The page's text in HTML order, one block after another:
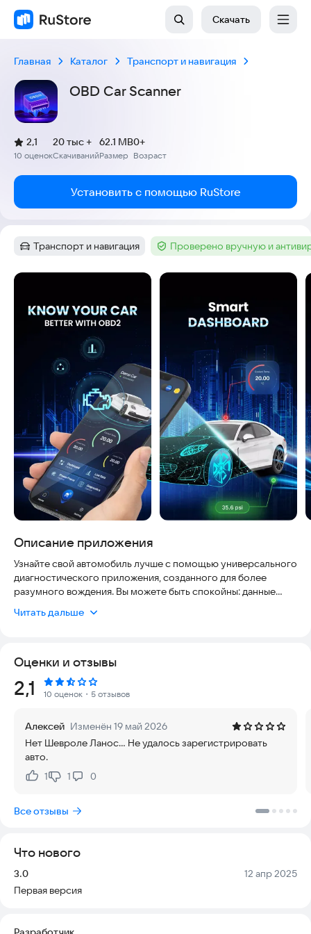
Скачать
Главная Каталог Транспорт и навигация
OBD Car Scanner
Рейтинг:
2,1
(
10 оценок
)
Скачиваний
20 тыс +
Размер
62.1 MB
Возраст
0+
Установить с помощью RuStore
Категория:
Транспорт и навигация Тег :Проверено вручную и
Скриншоты
Описание приложения
Узнайте свой автомобиль лучше с помощью универсального
диагностического приложения, созданного для более
разумного вождения. Вы можете быть спокойны: данные
актуальность кодов ошибок всегда поддерживается в базе.
помогает автовладельцам диагностировать и следить за
внутренними системами машины. Оно работает в паре со
сканером OBD 2 — устройством, подключаемым к порту
автомобиля и общающимся с его бортовым компьютером.
модели с поддержкой Bluetooth и WiFi.
Система OBD 2 — это стандартный диагностический
инструмент, встроенный во все современные авто. Она дает
владельцам доступ к информации о работе машины:
этим занимались только механики, но теперь приложение
Программа предлагает набор функций для диагностики и
контроля состояния авто:
- Мониторинг данных в реальном времени: отслеживание
Читать дальше
Оценки и отзывы
Рейтинг:
2,1 10 оценок ・5 отзывов
Алексей Изменён 19 май 2026
Нет Шевроле Ланос... Не удалось зарегистрировать
авто.
Нравится:
1Не нравится:
1 0
Все отзывы
Что нового
Версия:
3.0 Дата:
12 апр 2025
Первая версия